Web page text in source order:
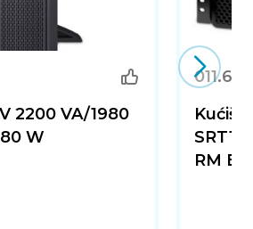
2200 VA/1980
W
RM